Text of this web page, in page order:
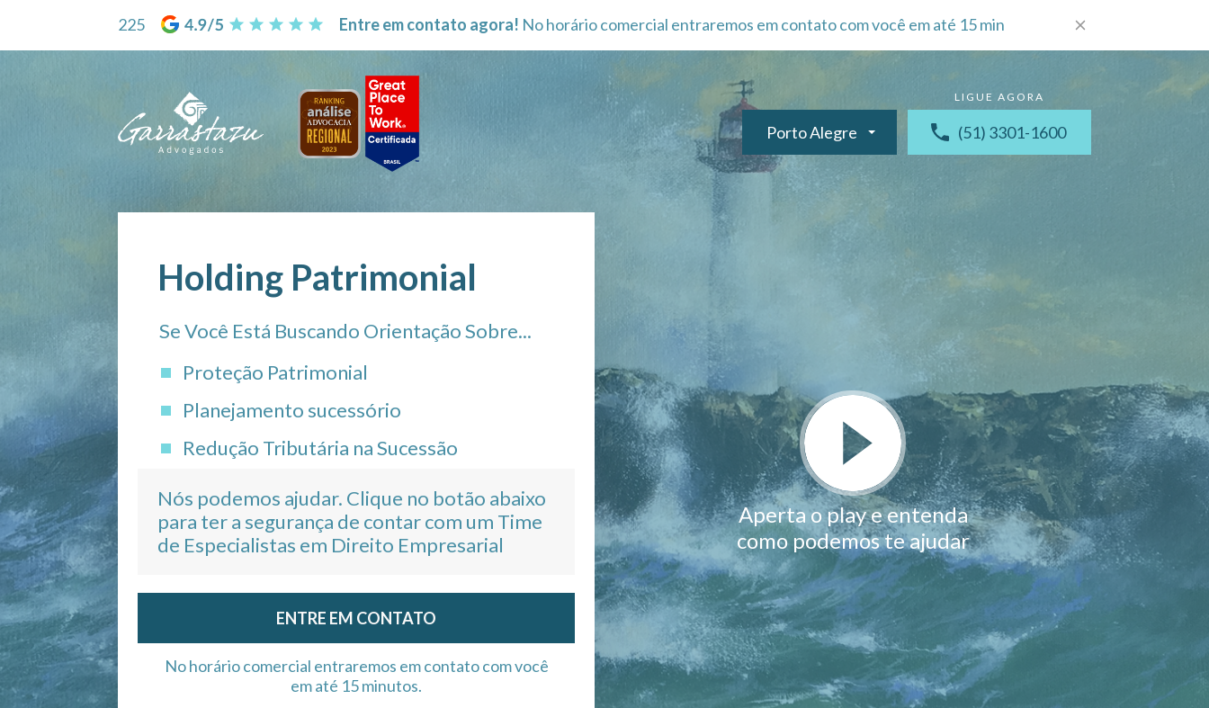
225 Entre em contato agora! No horário comercial entraremos em contato com você em até 15 min
Porto Alegre (51) 3301-1600
Holding Patrimonial
Se Você Está Buscando Orientação Sobre...
Proteção Patrimonial
Planejamento sucessório
Redução Tributária na Sucessão
Nós podemos ajudar. Clique no botão abaixo
para ter a segurança de contar com um Time
de Especialistas em Direito Empresarial
ENTRE EM CONTATO
No horário comercial entraremos em contato com você
em até 15 minutos.
Aperta o play e entenda
como podemos te ajudar